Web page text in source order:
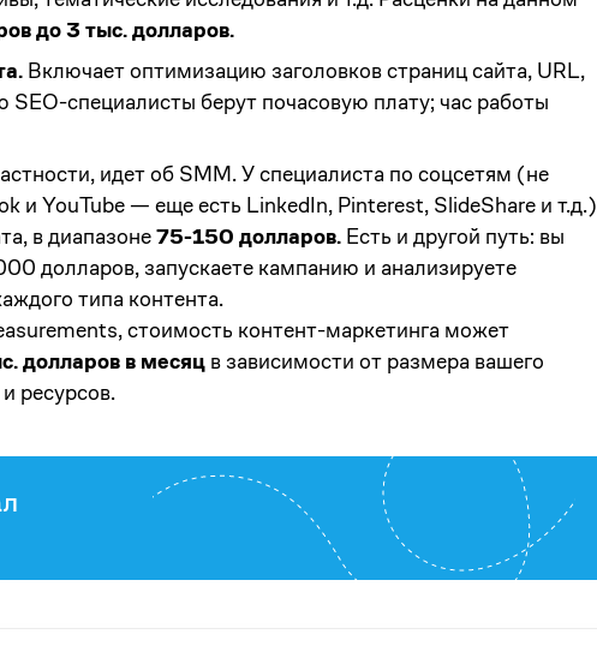
до 3 тыс. долларов.
Включает оптимизацию заголовков страниц сайта, URL,
SEO-специалисты берут почасовую плату; час работы
идет об SMM. У специалиста по соцсетям (не
и YouTube — еще есть LinkedIn, Pinterest, SlideShare и т.д.)
в диапазоне75-150 долларов. Есть и другой путь: вы
долларов, запускаете кампанию и анализируете
типа контента.
стоимость контент-маркетинга может
долларов в месяц в зависимости от размера вашего
ресурсов.